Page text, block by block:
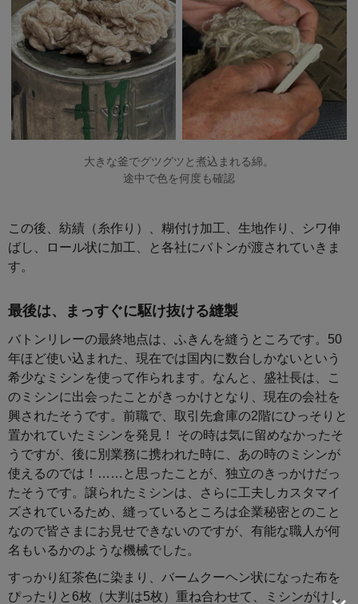
大きな釜でグツグツと煮込まれる綿。
途中で色を何度も確認
この後、紡績（糸作り）、糊付け加工、生地作り、シワ伸
ばし、ロール状に加工、と各社にバトンが渡されていきま
す。
最後は、まっすぐに駆け抜ける縫製
バトンリレーの最終地点は、ふきんを縫うところです。50
年ほど使い込まれた、現在では国内に数台しかないという
希少なミシンを使って作られます。なんと、盛社長は、こ
のミシンに出会ったことがきっかけとなり、現在の会社を
興されたそうです。前職で、取引先倉庫の2階にひっそりと
置かれていたミシンを発見！ その時は気に留めなかったそ
うですが、後に別業務に携われた時に、あの時のミシンが
使えるのでは！……と思ったことが、独立のきっかけだっ
たそうです。譲られたミシンは、さらに工夫しカスタマイ
ズされているため、縫っているところは企業秘密とのこと
なので皆さまにお見せできないのですが、有能な職人が何
名もいるかのような機械でした。
すっかり紅茶色に染まり、バームクーヘン状になった布を
ぴったりと6枚（大判は5枚）重ね合わせて、ミシンがけし